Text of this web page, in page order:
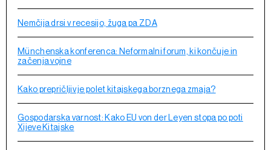
Nemčija drsi v recesijo, žuga pa ZDA
Münchenska konferenca: Neformalni forum, ki končuje in
začenja vojne
Kako prepričljiv je polet kitajskega borznega zmaja?
Gospodarska varnost: Kako EU von der Leyen stopa po poti
Xijeve Kitajske